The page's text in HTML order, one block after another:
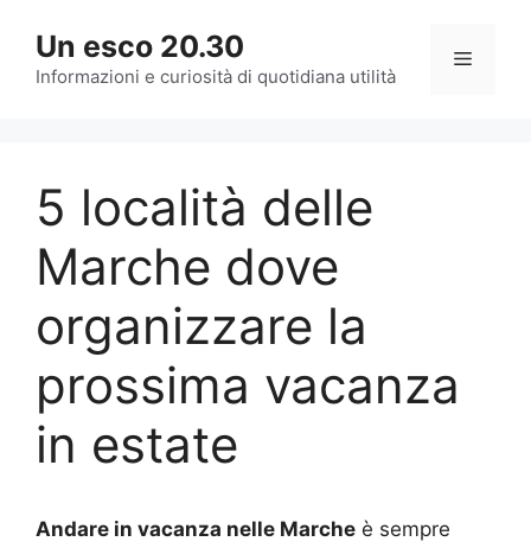
contenuto
Un esco 20.30
Informazioni e curiosità di quotidiana utilità
Menu
5 località delle
Marche dove
organizzare la
prossima vacanza
in estate
Andare in vacanza nelle Marche è sempre